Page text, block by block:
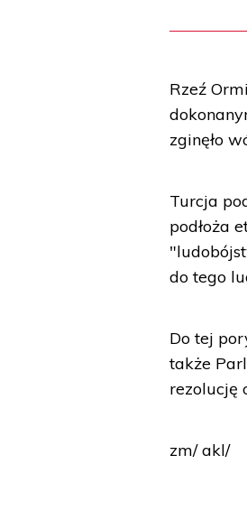
Rzeź
zginęło
Turcja
podłoża
do tego
Do tej
także
rezolucję
zm/ akl/